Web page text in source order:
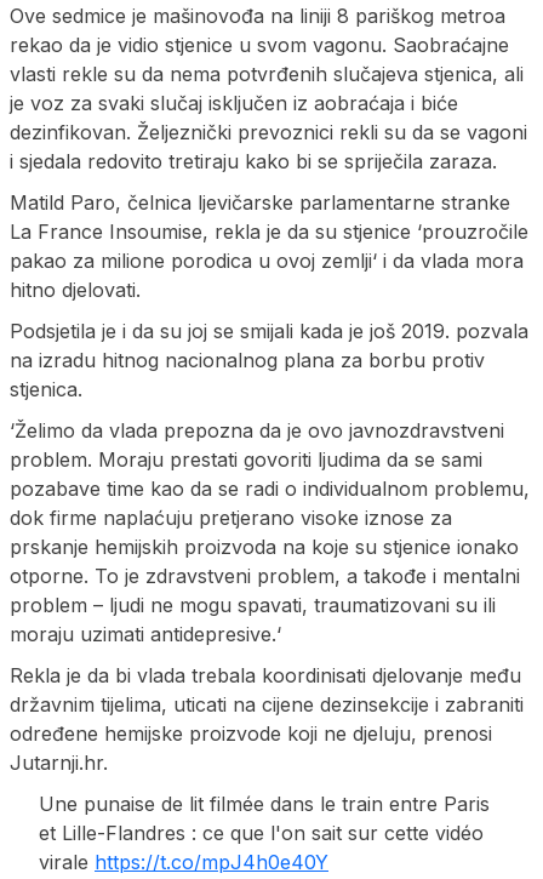
Ove sedmice je mašinovođa na liniji 8 pariškog metroa
rekao da je vidio stjenice u svom vagonu. Saobraćajne
vlasti rekle su da nema potvrđenih slučajeva stjenica, ali
je voz za svaki slučaj isključen iz aobraćaja i biće
dezinfikovan. Željeznički prevoznici rekli su da se vagoni
i sjedala redovito tretiraju kako bi se spriječila zaraza.
Matild Paro, čelnica ljevičarske parlamentarne stranke
La France Insoumise, rekla je da su stjenice ‘prouzročile
pakao za milione porodica u ovoj zemlji‘ i da vlada mora
hitno djelovati.
Podsjetila je i da su joj se smijali kada je još 2019. pozvala
na izradu hitnog nacionalnog plana za borbu protiv
stjenica.
‘Želimo da vlada prepozna da je ovo javnozdravstveni
problem. Moraju prestati govoriti ljudima da se sami
pozabave time kao da se radi o individualnom problemu,
dok firme naplaćuju pretjerano visoke iznose za
prskanje hemijskih proizvoda na koje su stjenice ionako
otporne. To je zdravstveni problem, a takođe i mentalni
problem – ljudi ne mogu spavati, traumatizovani su ili
moraju uzimati antidepresive.‘
Rekla je da bi vlada trebala koordinisati djelovanje među
državnim tijelima, uticati na cijene dezinsekcije i zabraniti
određene hemijske proizvode koji ne djeluju, prenosi
Jutarnji.hr.
Une punaise de lit filmée dans le train entre Paris
et Lille-Flandres : ce que l'on sait sur cette vidéo
virale https://t.co/mpJ4h0e40Y